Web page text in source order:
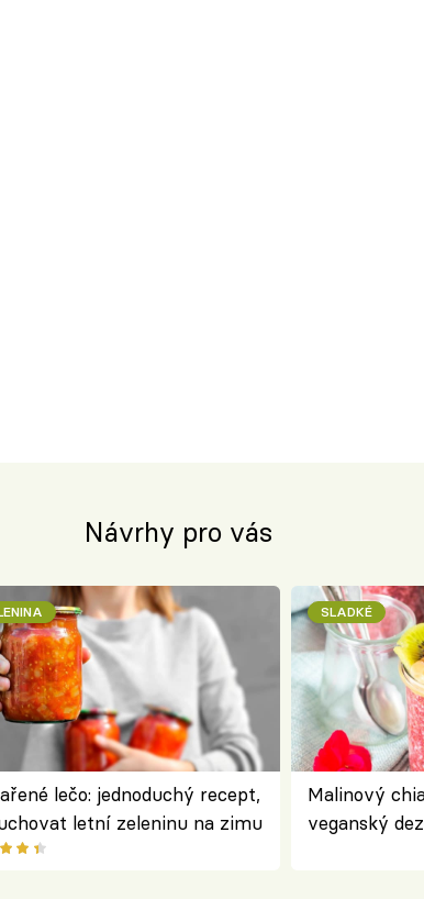
Návrhy pro vás
lečo: jednoduchý recept,
letní zeleninu na zimu
SLADKÉ
Malinový
veganský